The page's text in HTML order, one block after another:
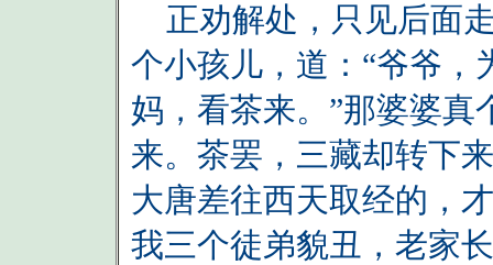
正劝解处，只见后面
个小孩儿，道：“爷爷，
妈，看茶来。”那婆婆
来。茶罢，三藏却转下
大唐差往西天取经的，
我三个徒弟貌丑，老家